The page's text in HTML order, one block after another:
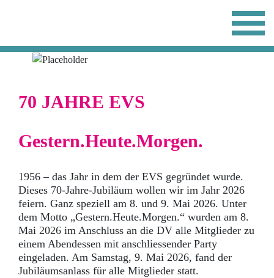
70 JAHRE EVS
Gestern.Heute.Morgen.
1956 – das Jahr in dem der EVS gegründet wurde.
Dieses 70-Jahre-Jubiläum wollen wir im Jahr 2026
feiern. Ganz speziell am 8. und 9. Mai 2026. Unter
dem Motto „Gestern.Heute.Morgen.“ wurden am 8.
Mai 2026 im Anschluss an die DV alle Mitglieder zu
einem Abendessen mit anschliessender Party
eingeladen. Am Samstag, 9. Mai 2026, fand der
Jubiläumsanlass für alle Mitglieder statt.